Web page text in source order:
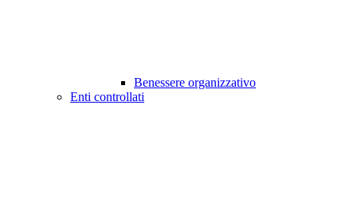
Benessere organizzativo
Enti controllati